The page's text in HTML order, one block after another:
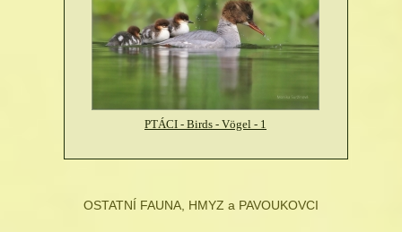
PTÁCI - Birds - Vögel - 1
OSTATNÍ FAUNA, HMYZ a PAVOUKOVCI